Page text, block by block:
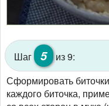
Шаг 5
из 9:
Сформировать
каждого биточка,